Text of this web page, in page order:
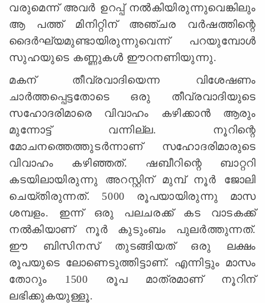
വരുമെന്ന്‌ അവര്‍ ഉറപ്പ്‌ നല്‍കിയിരുന്നുവെങ്കിലും
ആ പത്ത്‌ മിനിറ്റിന്‌ അഞ്ചര വര്‍ഷത്തിന്റെ
ദൈര്‍ഘ്യമുണ്ടായിരുന്നുവെന്ന്‌ പറയുമ്പോള്‍
സുഹയുടെ കണ്ണുകള്‍ ഈറനണിയുന്നു.
മകന്‌ തീവ്രവാദിയെന്ന വിശേഷണം
ചാര്‍ത്തപ്പെട്ടതോടെ ഒരു തീവ്രവാദിയുടെ
സഹോദരിമാരെ വിവാഹം കഴിക്കാന്‍ ആരും
മുന്നോട്ട്‌ വന്നില്ല. നൂറിന്റെ
മോചനത്തെത്തുടര്‍ന്നാണ്‌ സഹോദരിമാരുടെ
വിവാഹം കഴിഞ്ഞത്‌. ഷബീറിന്റെ ബാറ്ററി
കടയിലായിരുന്നു അറസ്റ്റിന്‌ മുമ്പ്‌ നൂര്‍ ജോലി
ചെയ്‌തിരുന്നത്‌. 5000 രൂപയായിരുന്നു മാസ
ശമ്പളം. ഇന്ന്‌ ഒരു പലചരക്ക്‌ കട വാടകക്ക്‌
നല്‍കിയാണ്‌ നൂര്‍ കുടുംബം പുലര്‍ത്തുന്നത്‌.
ഈ ബിസിനസ്‌ തുടങ്ങിയത്‌ ഒരു ലക്ഷം
രൂപയുടെ ലോണെടുത്തിട്ടാണ്‌. എന്നിട്ടും മാസം
തോറും 1500 രൂപ മാത്രമാണ്‌ നൂറിന്‌
ലഭിക്കുകയുള്ളൂ.